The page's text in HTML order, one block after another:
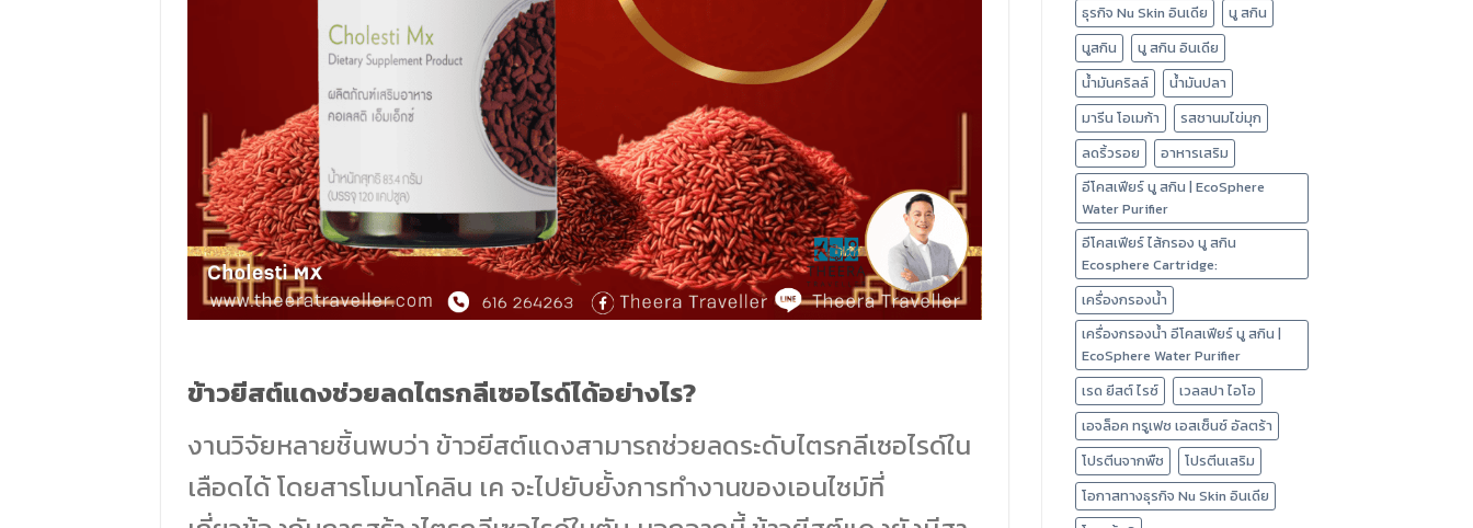
ข้าวยีสต์แดงช่วยลดไตรกลีเซอไรด์ได้อย่างไร?
งานวิจัยหลายชิ้นพบว่า ข้าวยีสต์แดงสามารถช่วยลดระดับไตรกลีเซอไรด์ใน
เลือดได้ โดยสารโมนาโคลิน เค จะไปยับยั้งการทำงานของเอนไซม์ที่
ธุรกิจ Nu Skin อินเดีย
นู สกิน
นูสกิน
นู สกิน อินเดีย
น้ำมันคริลล์
น้ำมันปลา
มารีน โอเมก้า
รสชานมไข่มุก
ลดริ้วรอย
อาหารเสริม
อีโคสเฟียร์ นู สกิน | EcoSphere
Water Purifier
อีโคสเฟียร์ ไส้กรอง นู สกิน
Ecosphere Cartridge:
เครื่องกรองน้ำ
เครื่องกรองน้ำ อีโคสเฟียร์ นู สกิน |
EcoSphere Water Purifier
เรด ยีสต์ ไรซ์
เวลสปา ไอโอ
เอจล็อค ทรูเฟซ เอสเซ็นซ์ อัลตร้า
โปรตีนจากพืช
โปรตีนเสริม
โอกาสทางธุรกิจ Nu Skin อินเดีย